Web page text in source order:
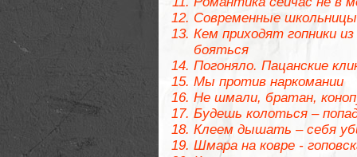
Современные
Кем приходят гопники
бояться
Погоняло. Пацанские
Мы против наркомании
Не шмали, братан,
Будешь колоться –
Клеем дышать – себя
Шмара на ковре -